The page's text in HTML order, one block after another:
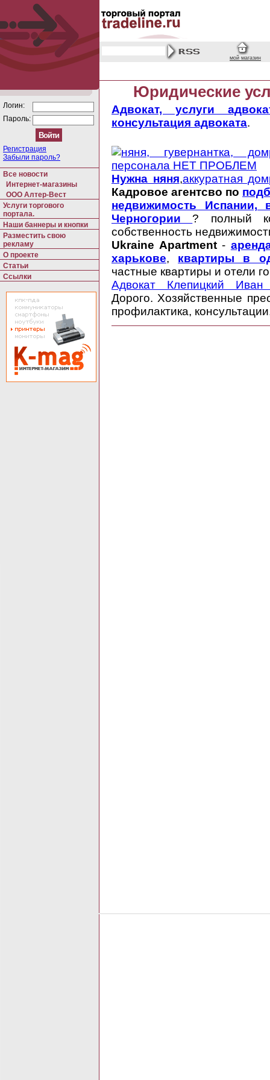
мой магазин
Логин:
Пароль:
Регистрация
Забыли пароль?
Все новости
Интернет-магазины
ООО Алтер-Вест
Услуги торгового
портала.
Наши баннеры и кнопки
Разместить свою
рекламу
О проекте
Статьи
Ссылки
Юридические
Адвокат, услуги
консультация адвоката.
Нужна няня,аккуратная
Кадровое агентсво по
недвижимость Испании,
Черногории
? полный
собственность
Ukraine Apartment-
харькове, квартиры в
частные квартиры и отели
Адвокат Клепицкий Иван
Дорого. Хозяйственные
профилактика,